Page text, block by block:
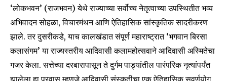
‘लोकभवन’ (राजभवन) येथे राज्याच्या सर्वोच्च नेतृत्वाच्या उपस्थितीत भव्य
अभिवादन सोहळा, विचारमंथन आणि ऐतिहासिक सांस्कृतिक सादरीकरण
झाले. तर दुसरीकडे, याच कालखंडात संपूर्ण महाराष्ट्रात ‘भगवान बिरसा
कलासंगम’ या राज्यस्तरीय आदिवासी कलामहोत्सवाने आदिवासी अस्मितेचा
गजर केला. सत्तेच्या दरबारापासून ते दुर्गम पाड्यांतील पारंपरिक नृत्यांपर्यंत